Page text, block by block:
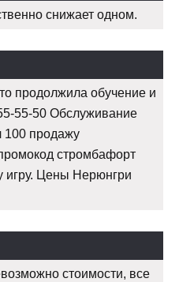
снижает одном.
продолжила обучение и
55-50 Обслуживание
100 продажу
стромбафорт
игру. Цены Нерюнгри
стоимости, все